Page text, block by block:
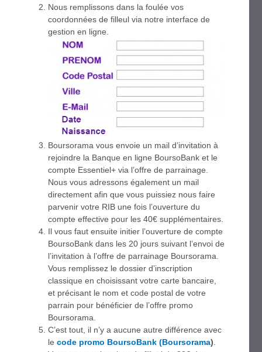
Nous remplissons dans la foulée vos
coordonnées de filleul via notre interface de
gestion en ligne.
Boursorama vous envoie un mail d’invitation à
rejoindre la Banque en ligne BoursoBank et le
compte Essentiel+ via l’offre de parrainage.
Nous vous adressons également un mail
directement afin que vous puissiez nous faire
parvenir votre RIB une fois l’ouverture du
compte effective pour les 40€ supplémentaires.
Il vous faut ensuite initier l’ouverture de compte
BoursoBank dans les 20 jours suivant l’envoi de
l’invitation à l’offre de parrainage Boursorama.
Vous remplissez le dossier d’inscription
classique en choisissant votre carte bancaire,
et précisant le nom et code postal de votre
parrain pour bénéficier de l’offre promo
Boursorama.
C’est tout, il n’y a aucune autre différence avec
le code promo BoursoBank (Boursorama)